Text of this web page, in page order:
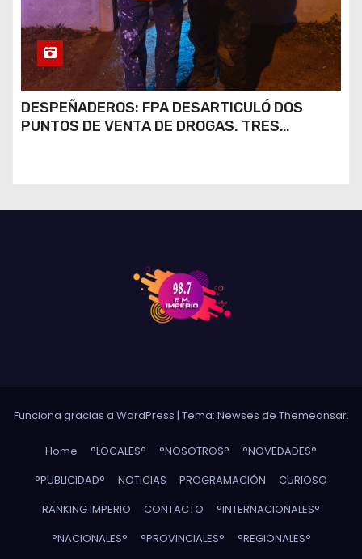
DESPEÑADEROS: FPA DESARTICULÓ DOS
PUNTOS DE VENTA DE DROGAS. TRES
Funciona gracias a WordPress | Tema: Newses de Themeansar.
Home °LOCALES° °NOSOTROS°
°NOVEDADES°
°PUBLICIDAD°
NOTICIAS PROGRAMACIÓN
CURIOSO
RANKING IMPERIO
CONTACTO
°INTERNACIONALES°
°NACIONALES°
°PROVINCIALES° °REGIONALES°